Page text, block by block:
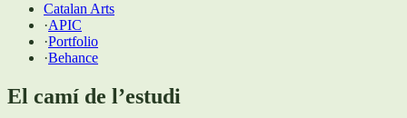
Catalan Arts
·APIC
·Portfolio
·Behance
El camí de l’estudi